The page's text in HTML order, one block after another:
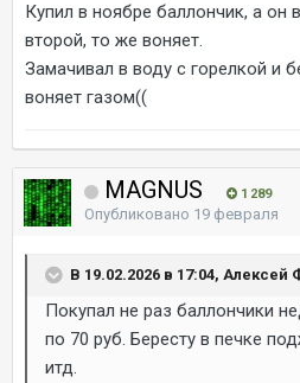
Купил в ноябре баллончик, а он
второй, то же воняет.
Замачивал в воду с горелкой и
воняет газом((
MAGNUS 1 289
Опубликовано 19 февраля
В 19.02.2026 в 17:04, Алексей
Покупал не раз баллончики
по 70 руб. Бересту в печке
итд.